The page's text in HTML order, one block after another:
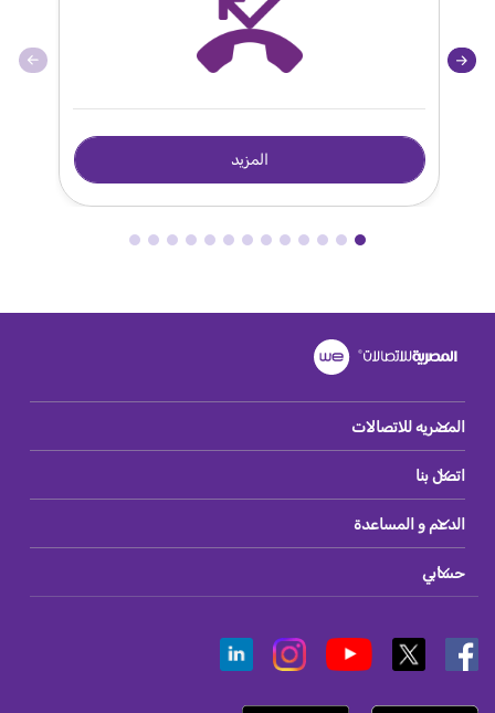
المزيد
المصريه للاتصالات
اتصل بنا
الدعم و المساعدة
حسابي